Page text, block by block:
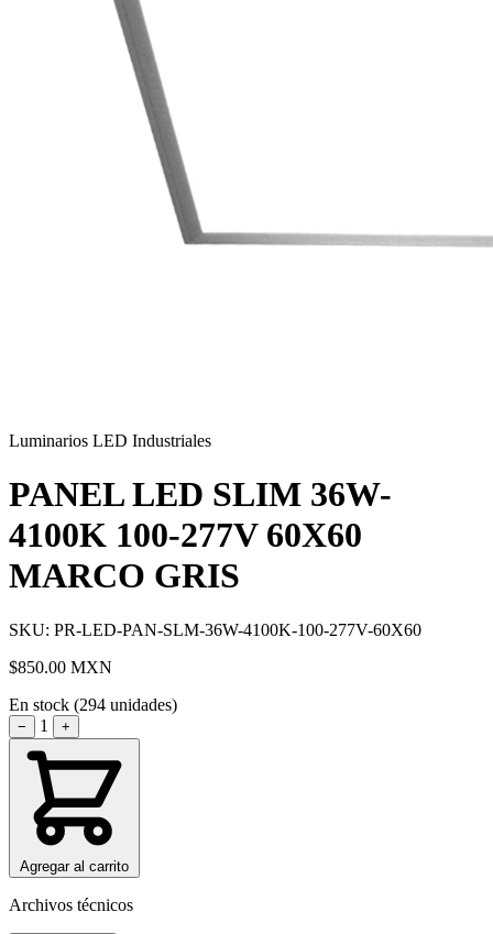
Luminarios LED Industriales
PANEL LED SLIM 36W-
4100K 100-277V 60X60
MARCO GRIS
SKU: PR-LED-PAN-SLM-36W-4100K-100-277V-60X60
$850.00 MXN
En stock (294 unidades)
− 1 +
Agregar al carrito
Archivos técnicos